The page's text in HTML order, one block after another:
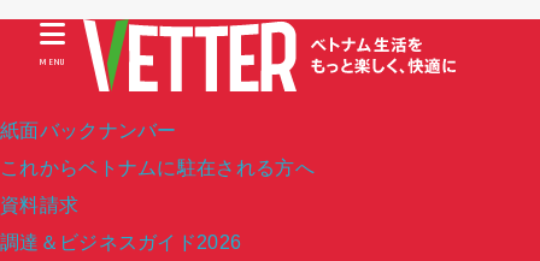
紙面バックナンバー
これからベトナムに駐在される方へ
資料請求
調達＆ビジネスガイド2026
MENU